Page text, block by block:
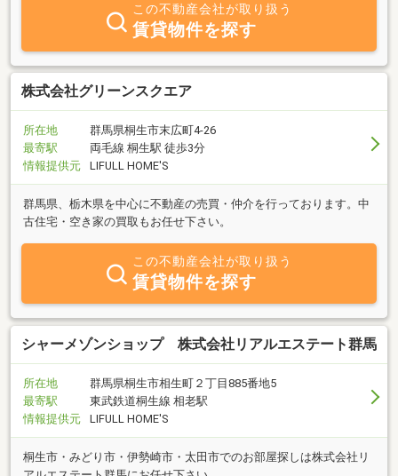
ートいたします。
この不動産会社が取り扱う
賃貸物件を探す
株式会社グリーンスクエア
所在地
群馬県桐生市末広町4-26
最寄駅
両毛線 桐生駅 徒歩3分
情報提供元
LIFULL HOME'S
群馬県、栃木県を中心に不動産の売買・仲介を行っております。中
古住宅・空き家の買取もお任せ下さい。
この不動産会社が取り扱う
賃貸物件を探す
シャーメゾンショップ 株式会社リアルエステート群馬
所在地
群馬県桐生市相生町２丁目885番地5
最寄駅
東武鉄道桐生線 相老駅
情報提供元
LIFULL HOME'S
桐生市・みどり市・伊勢崎市・太田市でのお部屋探しは株式会社リ